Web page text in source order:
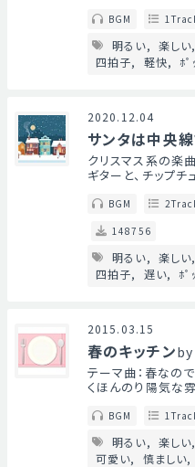
BGM
明るい 楽しい
四拍子
軽快 ﾎﾟ
2020.12.04
サンタは中央線
クリスマス系の楽
ギターと、チップ
BGM
148756
明るい 楽しい
四拍子
遅い ﾎﾟ
2015.03.15
春のキッチンby
テーマ曲：春なの
くほんのり陽気な
BGM
明るい 楽しい
可愛い
慎ましい